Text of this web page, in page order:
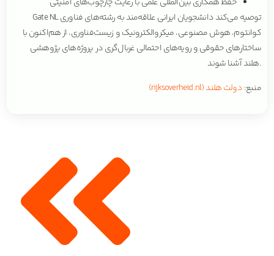
Gate NL توصیه می‌کند دانشجویان ایرانی علاقه‌مند به رشته‌های فناوری
کوانتوم، هوش مصنوعی، میکروالکترونیک و زیست‌فناوری، از هم‌اکنون با
ساختارهای حقوقی و رویه‌های احتمالی غربال‌گری در پروژه‌های پژوهشی
هلند آشنا شوند.
منبع:دولت هلند (rijksoverheid.nl)